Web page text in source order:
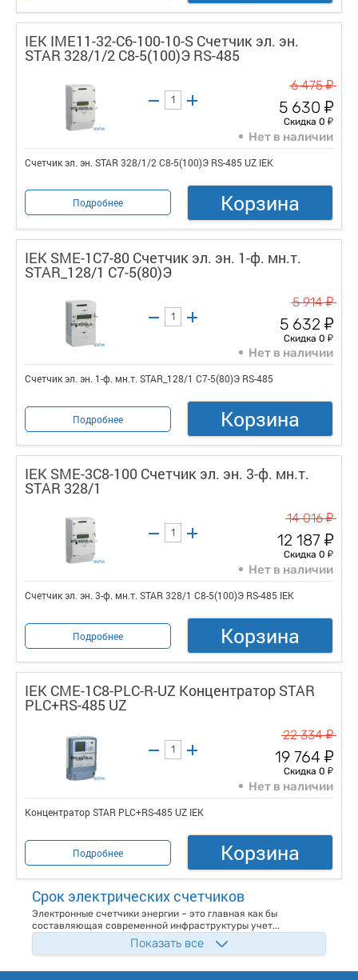
IEK IME11-32-C6-100-10-S Счетчик эл. эн.
STAR 328/1/2 С8-5(100)Э RS-485
6 475у
5 630 у
Скидка 0 у
Нет в наличии
Счетчик эл. эн. STAR 328/1/2 С8-5(100)Э RS-485 UZ IEK
Подробнее Корзина
IEK SME-1C7-80 Счетчик эл. эн. 1-ф. мн.т.
STAR_128/1 С7-5(80)Э
5 914у
5 632 у
Скидка 0 у
Нет в наличии
Счетчик эл. эн. 1-ф. мн.т. STAR_128/1 С7-5(80)Э RS-485
Подробнее Корзина
IEK SME-3C8-100 Счетчик эл. эн. 3-ф. мн.т.
STAR 328/1
14 016у
12 187 у
Скидка 0 у
Нет в наличии
Счетчик эл. эн. 3-ф. мн.т. STAR 328/1 С8-5(100)Э RS-485 IEK
Подробнее Корзина
IEK CME-1C8-PLC-R-UZ Концентратор STAR
PLC+RS-485 UZ
22 334у
19 764 у
Скидка 0 у
Нет в наличии
Концентратор STAR PLC+RS-485 UZ IEK
Подробнее Корзина
Срок электрических счетчиков
Электронные счетчики энергии – это главная как бы
составляющая современной инфраструктуры учет...
Показать все